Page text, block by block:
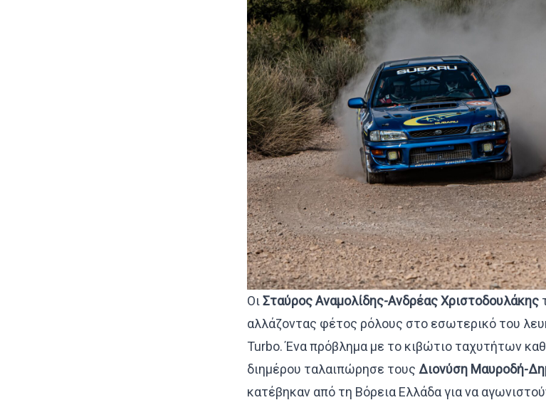
ΟιΣταύρος Αναμολίδης-Ανδρέας Χριστοδουλάκης
αλλάζοντας φέτος ρόλους στο εσωτερικό του
Turbo. Ένα πρόβλημα με το κιβώτιο ταχυτήτων
διημέρου ταλαιπώρησε τους Διονύση Μαυροδή-
κατέβηκαν από τη Βόρεια Ελλάδα για να